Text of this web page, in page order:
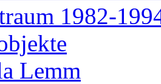
1982-
Lemm